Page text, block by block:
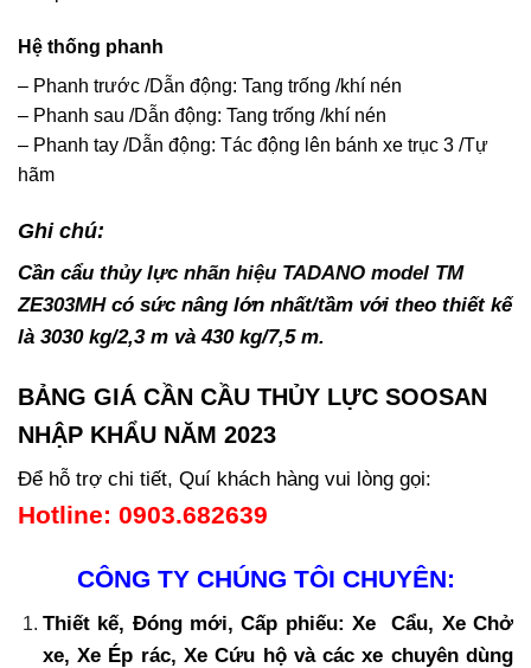
Hệ thống phanh
– Phanh trước /Dẫn động: Tang trống /khí nén
– Phanh sau /Dẫn động: Tang trống /khí nén
– Phanh tay /Dẫn động: Tác động lên bánh xe trục 3 /Tự
hãm
Ghi chú:
Cần cẩu thủy lực nhãn hiệu TADANO model TM
ZE303MHcó sức nâng lớn nhất/tầm với theo thiết kế
là 3030 kg/2,3 m và 430 kg/7,5 m.
BẢNG GIÁ CẦN CẦU THỦY LỰC SOOSAN
NHẬP KHẨU NĂM 2023
Để hỗ trợ chi tiết, Quí khách hàng vui lòng gọi:
Hotline: 0903.682639
CÔNG TY CHÚNG TÔI CHUYÊN:
Thiết kế, Đóng mới, Cấp phiếu: Xe Cẩu, Xe Chở
xe, Xe Ép rác, Xe Cứu hộ và các xe chuyên dùng